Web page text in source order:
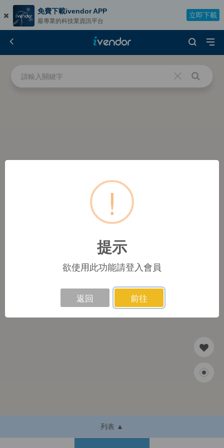
免費下載ivendor APP
最專業的科技業資訊平台
立即下載
1
列表 ▲
!
提示
欲使用此功能請登入會員
返回 前往